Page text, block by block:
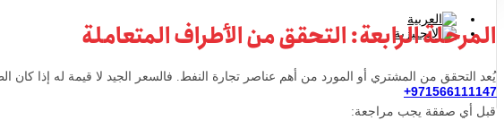
971566111147+
المرحلة الرابعة: التحقق من الأطراف المتعاملة
يُعد التحقق من المشتري أو المورد من أهم عناصر تجارة النفط. فالسعر الجيد لا قيمة له إذا كان
قبل أي صفقة يجب مراجعة: